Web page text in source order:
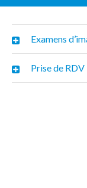
Examens
Prise de RDV